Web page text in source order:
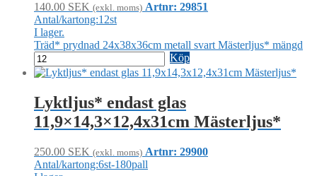
140.00 SEK (exkl. moms) Artnr: 29851
Antal/kartong:12st
I lager.
Träd* prydnad 24x38x36cm metall svart Mästerljus* mängd
Köp
Lyktljus* endast glas
11,9×14,3×12,4x31cm Mästerljus*
250.00 SEK (exkl. moms) Artnr: 29900
Antal/kartong:6st-180pall